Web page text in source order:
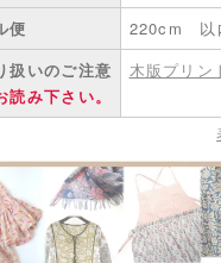
便
220cm 以
扱いのご注意
読み下さい。
木版プリン